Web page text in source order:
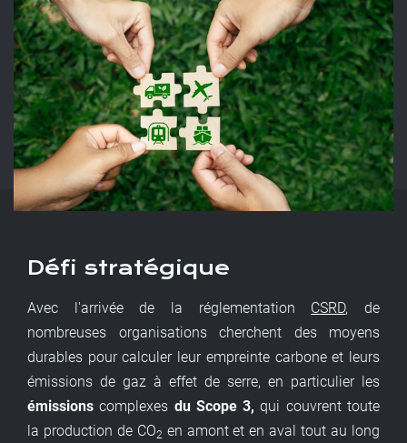
Défi stratégique
Avec l'arrivée de la réglementation CSRD, de
nombreuses organisations cherchent des moyens
durables pour calculer leur empreinte carbone et leurs
émissions de gaz à effet de serre, en particulier les
émissionscomplexes du Scope 3,qui couvrent toute
la production de CO2 en amont et en aval tout au long